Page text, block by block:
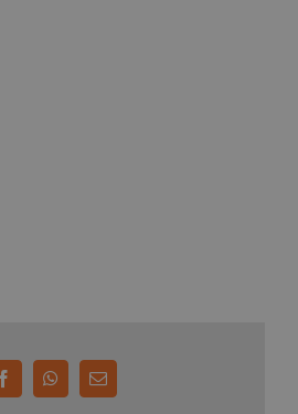
FacebookWhatsApp
E-
mail: